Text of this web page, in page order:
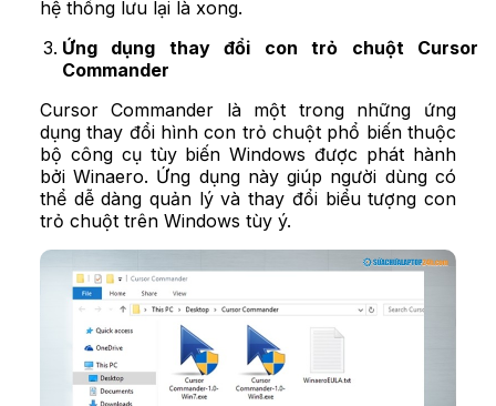
hệ thống lưu lại là xong.
Ứng dụng thay đổi con trỏ chuột Cursor
Commander
Cursor Commander là một trong những ứng
dụng thay đổi hình con trỏ chuột phổ biến thuộc
bộ công cụ tùy biến Windows được phát hành
bởi Winaero. Ứng dụng này giúp người dùng có
thể dễ dàng quản lý và thay đổi biểu tượng con
trỏ chuột trên Windows tùy ý.